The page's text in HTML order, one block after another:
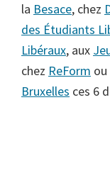
la Besace, chez
des Étudiants
Libéraux, aux
chez ReForm ou
Bruxelles ces 6